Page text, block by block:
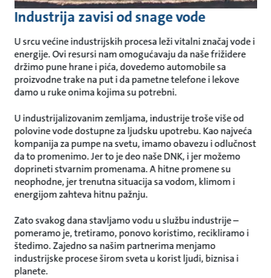
Industrija zavisi od snage vode
U srcu većine industrijskih procesa leži vitalni značaj vode i
energije. Ovi resursi nam omogućavaju da naše frižidere
držimo pune hrane i pića, dovedemo automobile sa
proizvodne trake na put i da pametne telefone i lekove
damo u ruke onima kojima su potrebni.
U industrijalizovanim zemljama, industrije troše više od
polovine vode dostupne za ljudsku upotrebu. Kao najveća
kompanija za pumpe na svetu, imamo obavezu i odlučnost
da to promenimo. Jer to je deo naše DNK, i jer možemo
doprineti stvarnim promenama. A hitne promene su
neophodne, jer trenutna situacija sa vodom, klimom i
energijom zahteva hitnu pažnju.
Zato svakog dana stavljamo vodu u službu industrije –
pomeramo je, tretiramo, ponovo koristimo, recikliramo i
štedimo. Zajedno sa našim partnerima menjamo
industrijske procese širom sveta u korist ljudi, biznisa i
planete.